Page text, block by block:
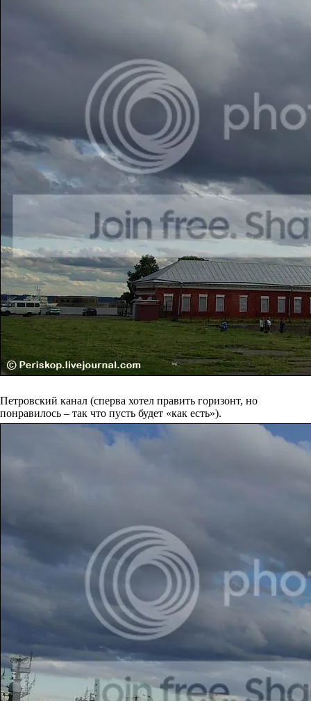
Петровский канал (сперва хотел править горизонт, но
понравилось – так что пусть будет «как есть»).